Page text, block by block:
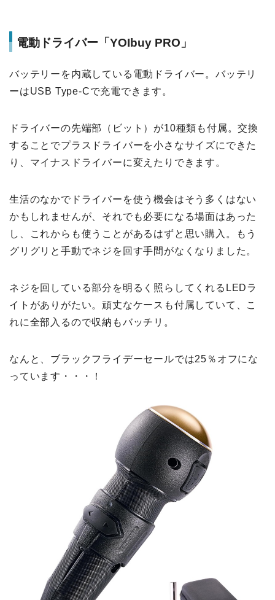
電動ドライバー「YOIbuy PRO」
バッテリーを内蔵している電動ドライバー。バッテリ
ーはUSB Type-Cで充電できます。
ドライバーの先端部（ビット）が10種類も付属。交換
することでプラスドライバーを小さなサイズにできた
り、マイナスドライバーに変えたりできます。
生活のなかでドライバーを使う機会はそう多くはない
かもしれませんが、それでも必要になる場面はあった
し、これからも使うことがあるはずと思い購入。もう
グリグリと手動でネジを回す手間がなくなりました。
ネジを回している部分を明るく照らしてくれるLEDラ
イトがありがたい。頑丈なケースも付属していて、こ
れに全部入るので収納もバッチリ。
なんと、ブラックフライデーセールでは25％オフにな
っています・・・！